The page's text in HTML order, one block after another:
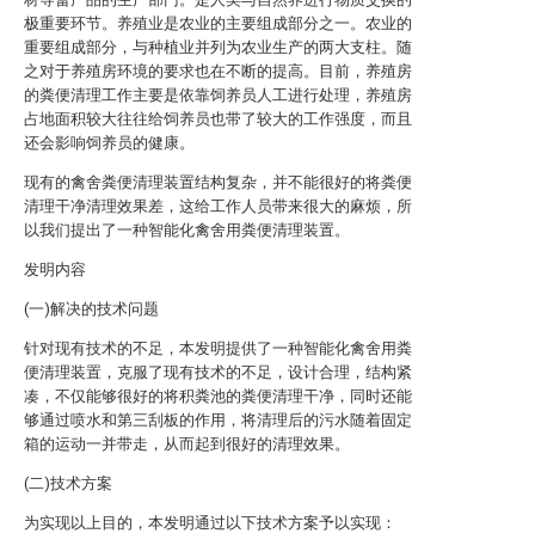
极重要环节。养殖业是农业的主要组成部分之一。农业的
重要组成部分，与种植业并列为农业生产的两大支柱。随
之对于养殖房环境的要求也在不断的提高。目前，养殖房
的粪便清理工作主要是依靠饲养员人工进行处理，养殖房
占地面积较大往往给饲养员也带了较大的工作强度，而且
还会影响饲养员的健康。
现有的禽舍粪便清理装置结构复杂，并不能很好的将粪便
清理干净清理效果差，这给工作人员带来很大的麻烦，所
以我们提出了一种智能化禽舍用粪便清理装置。
发明内容
(一)解决的技术问题
针对现有技术的不足，本发明提供了一种智能化禽舍用粪
便清理装置，克服了现有技术的不足，设计合理，结构紧
凑，不仅能够很好的将积粪池的粪便清理干净，同时还能
够通过喷水和第三刮板的作用，将清理后的污水随着固定
箱的运动一并带走，从而起到很好的清理效果。
(二)技术方案
为实现以上目的，本发明通过以下技术方案予以实现：